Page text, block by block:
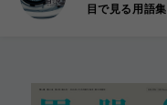
目で見る用語集